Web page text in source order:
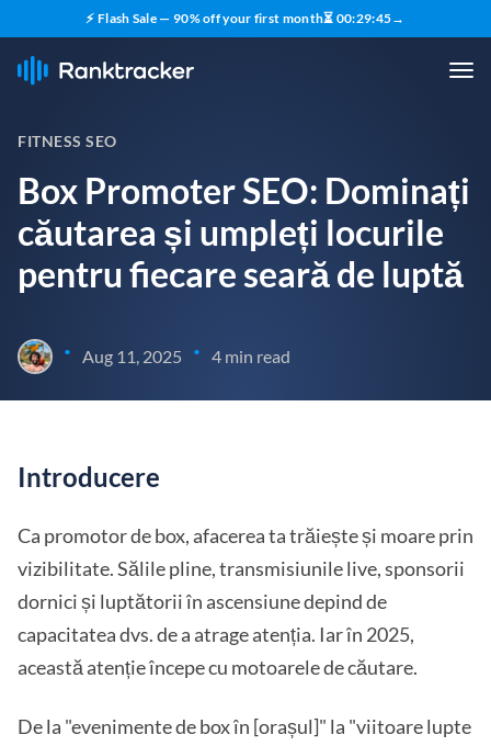
⚡ Flash Sale — 90% off your first month⏳ 00:29:44→
FITNESS SEO
Box Promoter SEO: Dominați
căutarea și umpleți locurile
pentru fiecare seară de luptă
• Aug 11, 2025 • 4 min read
Introducere
Ca promotor de box, afacerea ta trăiește și moare prin
vizibilitate. Sălile pline, transmisiunile live, sponsorii
dornici și luptătorii în ascensiune depind de
capacitatea dvs. de a atrage atenția. Iar în 2025,
această atenție începe cu motoarele de căutare.
De la "evenimente de box în [orașul]" la "viitoare lupte